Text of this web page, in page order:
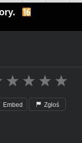
Embed Zgłoś